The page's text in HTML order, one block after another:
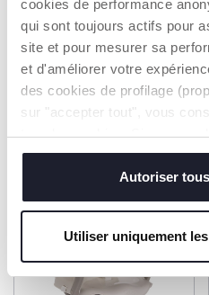
cookies de performance
qui sont toujours actifs pour
site et pour mesurer sa
et d'améliorer votre
des cookies de profilage
sur "accepter tout", vous
tous les cookies. Si vous
modifier ou révoquer le
cookies ou de certains
les détails". En fermant cette
sont indispensables pour
Autoriser
Utiliser uniquement
PRODUITS